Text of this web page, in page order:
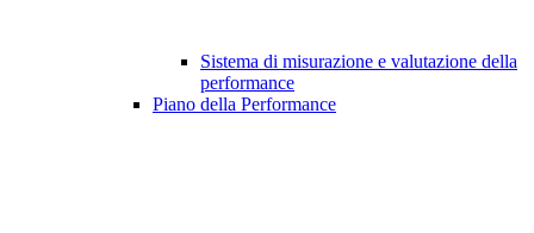
Sistema di misurazione e valutazione della
performance
Piano della Performance